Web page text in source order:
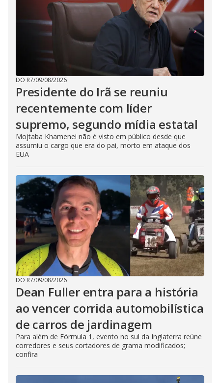
DO R7/09/08/2026
Presidente do Irã se reuniu
recentemente com líder
supremo, segundo mídia estatal
Mojtaba Khamenei não é visto em público desde que
assumiu o cargo que era do pai, morto em ataque dos
EUA
DO R7/09/08/2026
Dean Fuller entra para a história
ao vencer corrida automobilística
de carros de jardinagem
Para além de Fórmula 1, evento no sul da Inglaterra reúne
corredores e seus cortadores de grama modificados;
confira